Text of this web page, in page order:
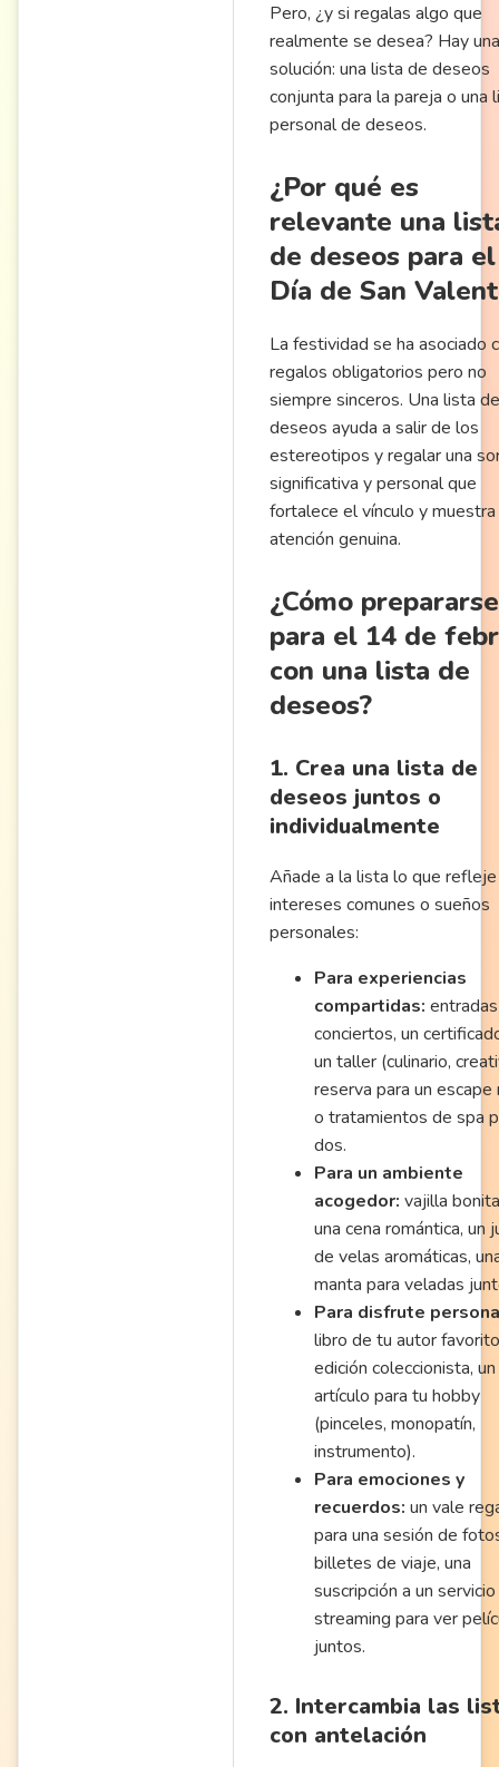
Pero, ¿y si regalas algo que
realmente se desea? Hay una
solución: una lista de deseos
conjunta para la pareja o una
personal de deseos.
¿Por qué es
relevante una
de deseos para el
Día de San
La festividad se ha asociado
regalos obligatorios pero no
siempre sinceros. Una lista de
deseos ayuda a salir de los
estereotipos y regalar una
significativa y personal que
fortalece el vínculo y muestra
atención genuina.
¿Cómo prepararse
para el 14 de
con una lista de
deseos?
1. Crea una lista de
deseos juntos o
individualmente
Añade a la lista lo que
intereses comunes o sueños
personales:
Para experiencias
compartidas:
conciertos, un
un taller (culinario,
reserva para un escape
o tratamientos de spa
dos.
Para un ambiente
acogedor: vajilla
una cena romántica, un
de velas aromáticas,
manta para veladas
Para disfrute
libro de tu autor
edición coleccionista, un
artículo para tu hobby
(pinceles, monopatín,
instrumento).
Para emociones y
recuerdos: un vale
para una sesión de
billetes de viaje, una
suscripción a un
streaming para ver
juntos.
2. Intercambia las
con antelación